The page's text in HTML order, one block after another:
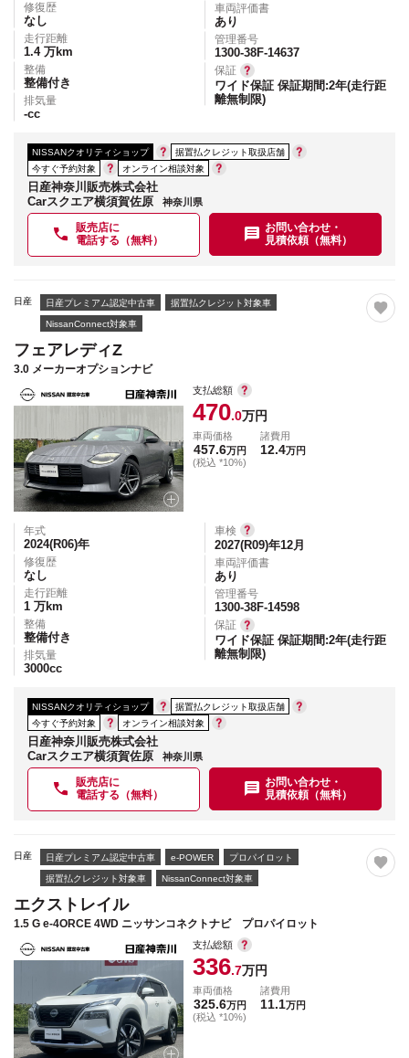
修復歴
なし
走行距離
1.4 万km
整備
整備付き
排気量
-cc
車両評価書
あり
管理番号
1300-38F-14637
保証
ワイド保証 保証期間:2年(走行距
離無制限)
NISSANクオリティショップ
据置払クレジット取扱店舗
今すぐ予約対象
オンライン相談対象
日産神奈川販売株式会社
Carスクエア横須賀佐原
神奈川県
販売店に
電話する（無料）
お問い合わせ・
見積依頼（無料）
日産 日産プレミアム認定中古車 据置払クレジット対象車
NissanConnect対象車
フェアレディZ
3.0 メーカーオプションナビ
支払総額
470.0万円
車両価格
457.6万円
(税込 *10%)
諸費用
12.4万円
年式
2024(R06)年
修復歴
なし
走行距離
1 万km
整備
整備付き
排気量
3000cc
車検
2027(R09)年12月
車両評価書
あり
管理番号
1300-38F-14598
保証
ワイド保証 保証期間:2年(走行距
離無制限)
NISSANクオリティショップ
据置払クレジット取扱店舗
今すぐ予約対象
オンライン相談対象
日産神奈川販売株式会社
Carスクエア横須賀佐原
神奈川県
販売店に
電話する（無料）
お問い合わせ・
見積依頼（無料）
日産 日産プレミアム認定中古車 e-POWER プロパイロット
据置払クレジット対象車 NissanConnect対象車
エクストレイル
1.5 G e-4ORCE 4WD ニッサンコネクトナビ プロパイロット
支払総額
336.7万円
車両価格
325.6万円
(税込 *10%)
諸費用
11.1万円